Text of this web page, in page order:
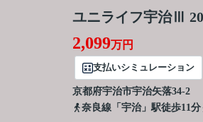
ユニライフ宇治Ⅲ
2,099万円
支払いシミュレーション
京都府宇治市宇治矢落34-2
奈良線「宇治」駅徒歩11分